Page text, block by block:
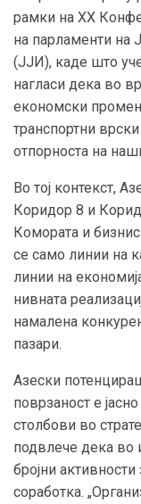
рамки на XX
на парламенти на
(ЈЈИ), каде што
нагласи дека во
економски
транспортни
отпорноста на
Во тој контекст,
Коридор 8 и
Комората и
се само линии на
линии на
нивната
намалена
пазари.
Азески
поврзаност е
столбови во
подвлече дека во
бројни
соработка.